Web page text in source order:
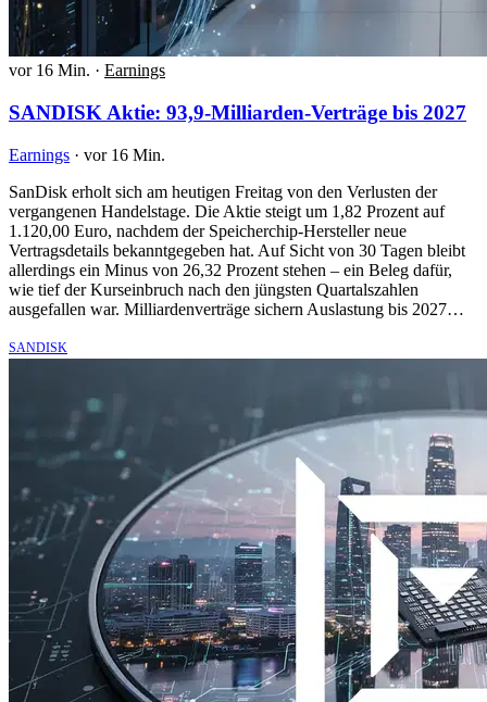
vor 16 Min. · Earnings
SANDISK Aktie: 93,9-Milliarden-Verträge bis 2027
Earnings · vor 16 Min.
SanDisk erholt sich am heutigen Freitag von den Verlusten der
vergangenen Handelstage. Die Aktie steigt um 1,82 Prozent auf
1.120,00 Euro, nachdem der Speicherchip-Hersteller neue
Vertragsdetails bekanntgegeben hat. Auf Sicht von 30 Tagen bleibt
allerdings ein Minus von 26,32 Prozent stehen – ein Beleg dafür,
wie tief der Kurseinbruch nach den jüngsten Quartalszahlen
ausgefallen war. Milliardenverträge sichern Auslastung bis 2027…
SANDISK